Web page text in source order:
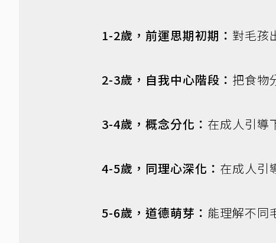
1-2歲，前運思期初期： 對毛孩
2-3歲，自我中心階段： 把食物
3-4歲，概念分化： 在成人引導
4-5歲，同理心深化： 在成人引
5-6歲，道德萌芽： 能理解不同